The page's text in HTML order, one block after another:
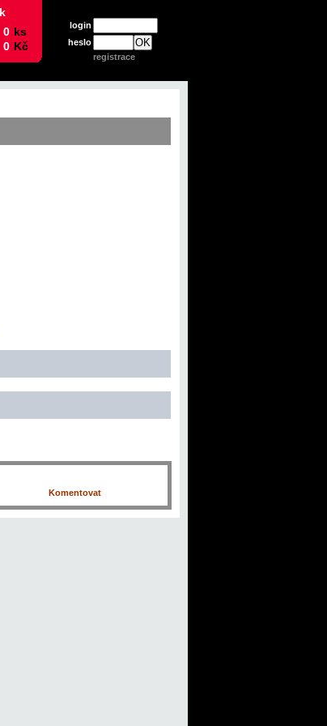
login
heslo
registrace
Komentovat